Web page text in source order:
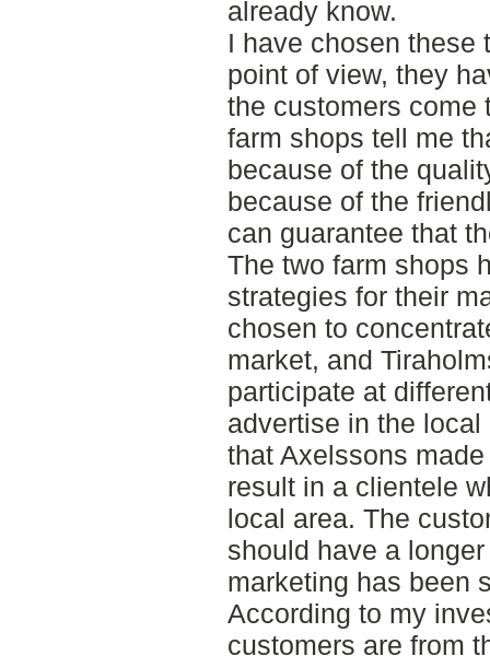
already know.
I have chosen these
point of view, they
the customers come
farm shops tell me
because of the
because of the
can guarantee that
The two farm shops
strategies for their
chosen to
market, and
participate at
advertise in the
that Axelssons
result in a clientele
local area. The
should have a
marketing has been
According to my
customers are from